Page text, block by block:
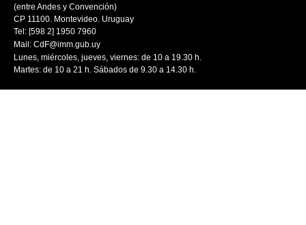
(entre Andes y Convención)
CP 11100. Montevideo. Uruguay
Tel: [598 2] 1950 7960
Mail: CdF@imm.gub.uy
Lunes, miércoles, jueves, viernes: de 10 a 19.30 h.
Martes: de 10 a 21 h. Sábados de 9.30 a 14.30 h.